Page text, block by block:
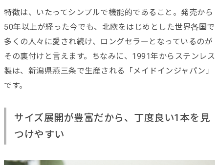
特徴は、いたってシンプルで機能的であること。発売から
50年以上が経った今でも、北欧をはじめとした世界各国で
多くの人々に愛され続け、ロングセラーとなっているのが
その裏付けと言えます。ちなみに、1991年からステンレス
製は、新潟県燕三条で生産される「メイドインジャパン」
です。
サイズ展開が豊富だから、丁度良い1本を見
つけやすい